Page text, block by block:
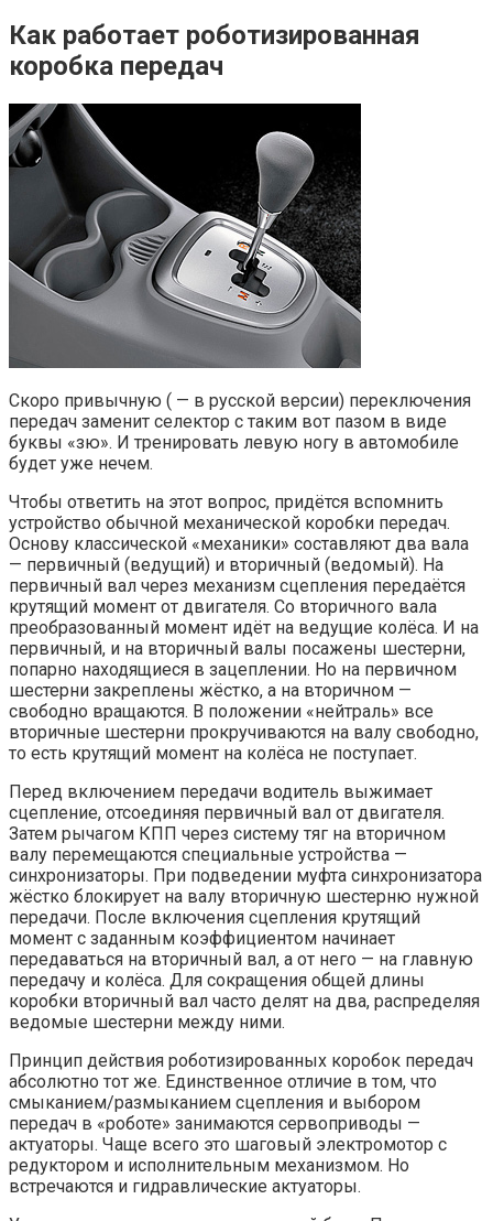
Как работает роботизированная
коробка передач
Скоро привычную ( — в русской версии) переключения
передач заменит селектор с таким вот пазом в виде
буквы «зю». И тренировать левую ногу в автомобиле
будет уже нечем.
Чтобы ответить на этот вопрос, придётся вспомнить
устройство обычной механической коробки передач.
Основу классической «механики» составляют два вала
— первичный (ведущий) и вторичный (ведомый). На
первичный вал через механизм сцепления передаётся
крутящий момент от двигателя. Со вторичного вала
преобразованный момент идёт на ведущие колёса. И на
первичный, и на вторичный валы посажены шестерни,
попарно находящиеся в зацеплении. Но на первичном
шестерни закреплены жёстко, а на вторичном —
свободно вращаются. В положении «нейтраль» все
вторичные шестерни прокручиваются на валу свободно,
то есть крутящий момент на колёса не поступает.
Перед включением передачи водитель выжимает
сцепление, отсоединяя первичный вал от двигателя.
Затем рычагом КПП через систему тяг на вторичном
валу перемещаются специальные устройства —
синхронизаторы. При подведении муфта синхронизатора
жёстко блокирует на валу вторичную шестерню нужной
передачи. После включения сцепления крутящий
момент с заданным коэффициентом начинает
передаваться на вторичный вал, а от него — на главную
передачу и колёса. Для сокращения общей длины
коробки вторичный вал часто делят на два, распределяя
ведомые шестерни между ними.
Принцип действия роботизированных коробок передач
абсолютно тот же. Единственное отличие в том, что
смыканием/размыканием сцепления и выбором
передач в «роботе» занимаются сервоприводы —
актуаторы. Чаще всего это шаговый электромотор с
редуктором и исполнительным механизмом. Но
встречаются и гидравлические актуаторы.